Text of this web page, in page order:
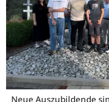
Neue Auszubildende